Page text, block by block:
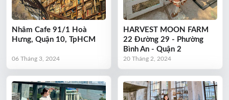
Nhâm Cafe 91/1 Hoà
Hưng, Quận 10, TpHCM
06 Tháng 3, 2024
HARVEST MOON FARM
22 Ðường 29 - Phường
Bình An - Quận 2
20 Tháng 2, 2024